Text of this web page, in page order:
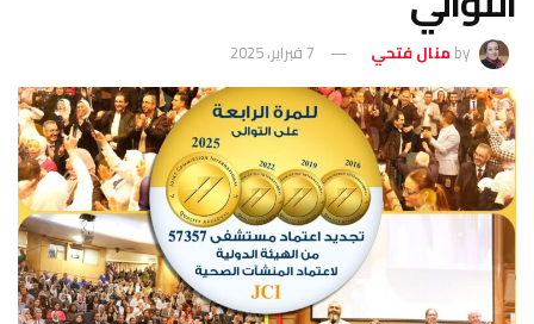
by منال فتحي 7 فبراير، 2025